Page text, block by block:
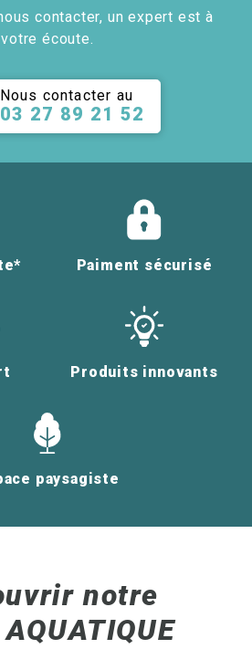
contacter, un expert est à
votre écoute.
Nous contacter au
03 27 89 21 52
Paiment sécurisé
Produits innovants
paysagiste
notre